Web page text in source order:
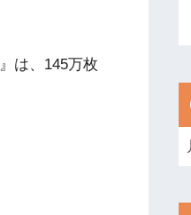
』は、145万枚